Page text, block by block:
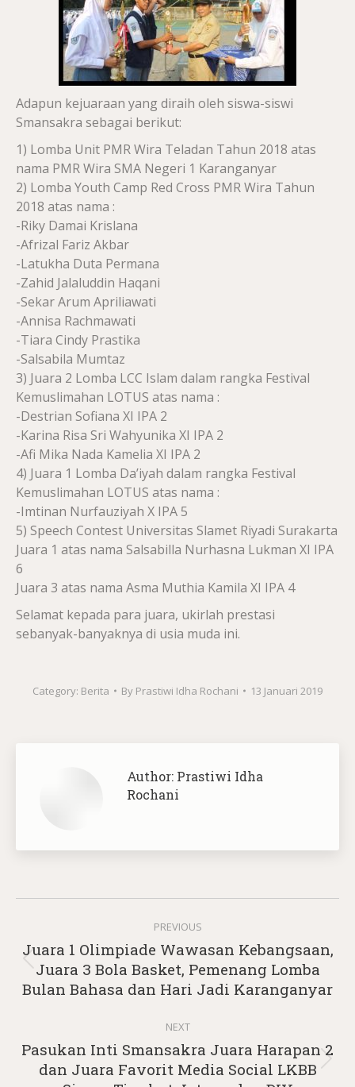
Adapun kejuaraan yang diraih oleh siswa-siswi
Smansakra sebagai berikut:
1) Lomba Unit PMR Wira Teladan Tahun 2018 atas
nama PMR Wira SMA Negeri 1 Karanganyar
2) Lomba Youth Camp Red Cross PMR Wira Tahun
2018 atas nama :
-Riky Damai Krislana
-Afrizal Fariz Akbar
-Latukha Duta Permana
-Zahid Jalaluddin Haqani
-Sekar Arum Apriliawati
-Annisa Rachmawati
-Tiara Cindy Prastika
-Salsabila Mumtaz
3) Juara 2 Lomba LCC Islam dalam rangka Festival
Kemuslimahan LOTUS atas nama :
-Destrian Sofiana XI IPA 2
-Karina Risa Sri Wahyunika XI IPA 2
-Afi Mika Nada Kamelia XI IPA 2
4) Juara 1 Lomba Da’iyah dalam rangka Festival
Kemuslimahan LOTUS atas nama :
-Imtinan Nurfauziyah X IPA 5
5) Speech Contest Universitas Slamet Riyadi Surakarta
Juara 1 atas nama Salsabilla Nurhasna Lukman XI IPA
6
Juara 3 atas nama Asma Muthia Kamila XI IPA 4
Selamat kepada para juara, ukirlah prestasi
sebanyak-banyaknya di usia muda ini.
Category: Berita By Prastiwi Idha Rochani 13 Januari 2019
Author: Prastiwi Idha
Rochani
navigation
PREVIOUS
Previous
post:
Juara 1 Olimpiade Wawasan Kebangsaan,
Juara 3 Bola Basket, Pemenang Lomba
Bulan Bahasa dan Hari Jadi Karanganyar
NEXT
Next
Pasukan Inti Smansakra Juara Harapan 2
dan Juara Favorit Media Social LKBB